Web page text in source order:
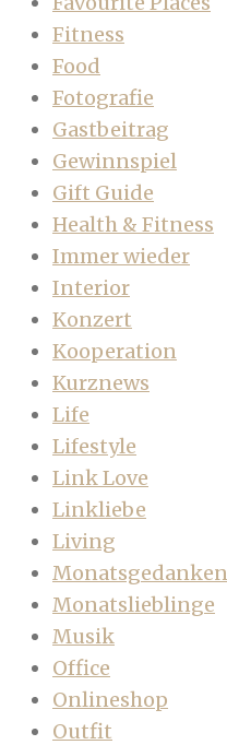
Fitness
Food
Fotografie
Gastbeitrag
Gewinnspiel
Gift Guide
Health & Fitness
Immer wieder
Interior
Konzert
Kooperation
Kurznews
Life
Lifestyle
Link Love
Linkliebe
Living
Monatsgedanken
Monatslieblinge
Musik
Office
Onlineshop
Outfit